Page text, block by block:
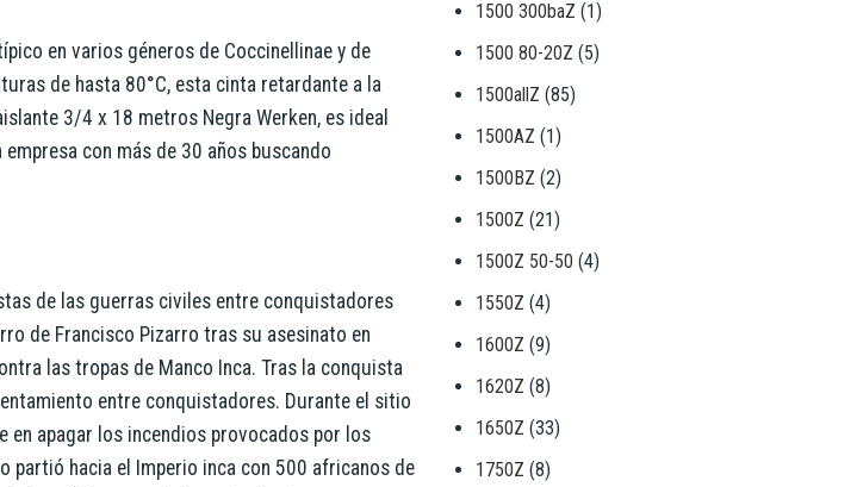
en varios géneros de Coccinellinae y de
de hasta 80°C, esta cinta retardante a la
3/4 x 18 metros Negra Werken, es ideal
con más de 30 años buscando
de las guerras civiles entre conquistadores
de Francisco Pizarro tras su asesinato en
las tropas de Manco Inca.​ Tras la conquista
entre conquistadores. Durante el sitio
en apagar los incendios provocados por los
partió hacia el Imperio inca con 500 africanos de
1500 300baZ (1)
1500 80-20Z (5)
1500allZ (85)
1500AZ (1)
1500BZ (2)
1500Z (21)
1500Z 50-50 (4)
1550Z (4)
1600Z (9)
1620Z (8)
1650Z (33)
1750Z (8)